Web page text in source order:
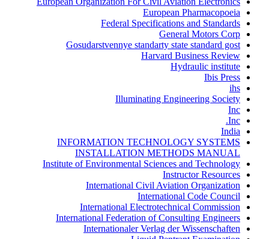
European Pharmacopoeia
Federal Specifications and Standards
General Motors Corp
Gosudarstvennye standarty state standard gost
Harvard Business Review
Hydraulic institute
Ibis Press
ihs
Illuminating Engineering Society
Inc
Inc.
India
INFORMATION TECHNOLOGY SYSTEMS
INSTALLATION METHODS MANUAL
Institute of Environmental Sciences and Technology
Instructor Resources
International Civil Aviation Organization
International Code Council
International Electrotechnical Commission
International Federation of Consulting Engineers
Internationaler Verlag der Wissenschaften